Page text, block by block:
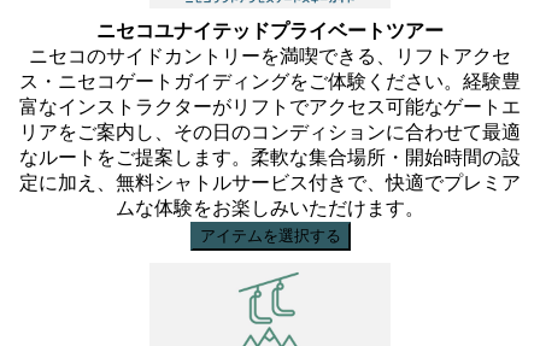
ニセコユナイテッドプライベートツアー
ニセコのサイドカントリーを満喫できる、リフトアクセ
ス・ニセコゲートガイディングをご体験ください。経験豊
富なインストラクターがリフトでアクセス可能なゲートエ
リアをご案内し、その日のコンディションに合わせて最適
なルートをご提案します。柔軟な集合場所・開始時間の設
定に加え、無料シャトルサービス付きで、快適でプレミア
ムな体験をお楽しみいただけます。
アイテムを選択する